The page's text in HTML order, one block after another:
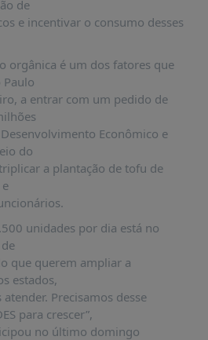
de
e incentivar o consumo desses
orgânica é um dos fatores que
a entrar com um pedido de
Econômico e
do
a plantação de tofu de
unidades por dia está no
que querem ampliar a
estados,
Precisamos desse
para crescer”,
no último domingo